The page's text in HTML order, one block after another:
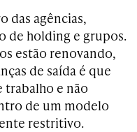
das agências,
de holding e grupos.
estão renovando,
de saída é que
trabalho e não
de um modelo
restritivo.